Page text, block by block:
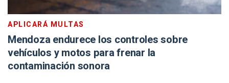
APLICARÁ MULTAS
Mendoza endurece los controles sobre
vehículos y motos para frenar la
contaminación sonora